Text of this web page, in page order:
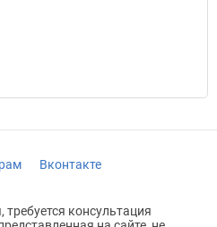
Вконтакте
консультация